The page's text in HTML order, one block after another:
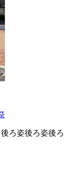
ろ姿後ろ姿後ろ